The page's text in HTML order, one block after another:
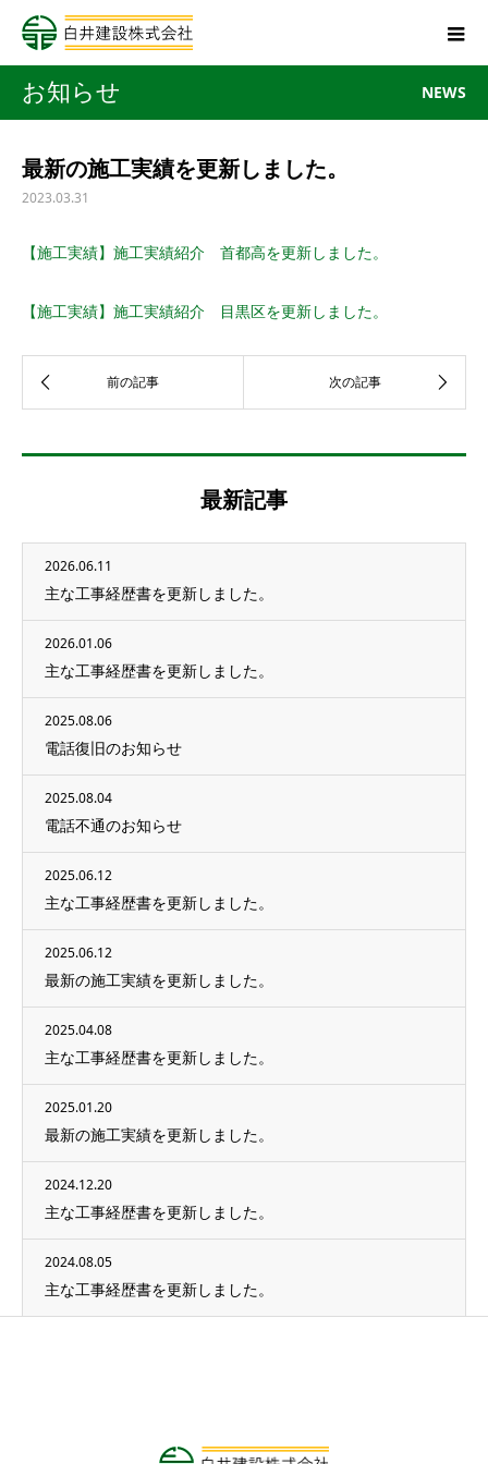
お知らせ NEWS
最新の施工実績を更新しました。
2023.03.31
【施工実績】施工実績紹介 首都高を更新しました。
【施工実績】施工実績紹介 目黒区を更新しました。
最新記事
2026.06.11
主な工事経歴書を更新しました。
2026.01.06
主な工事経歴書を更新しました。
2025.08.06
電話復旧のお知らせ
2025.08.04
電話不通のお知らせ
2025.06.12
主な工事経歴書を更新しました。
2025.06.12
最新の施工実績を更新しました。
2025.04.08
主な工事経歴書を更新しました。
2025.01.20
最新の施工実績を更新しました。
2024.12.20
主な工事経歴書を更新しました。
2024.08.05
主な工事経歴書を更新しました。